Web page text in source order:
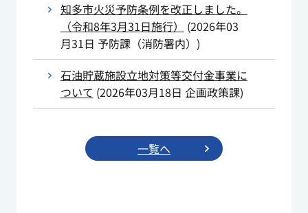
知多市火災予防条例を改正しました。
（令和8年3月31日施行）
(2026年03
月31日 予防課（消防署内） )
石油貯蔵施設立地対策等交付金事業に
ついて (2026年03月18日 企画政策課)
一覧へ